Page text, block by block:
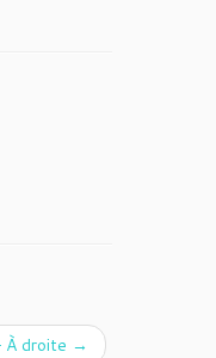
À droite →